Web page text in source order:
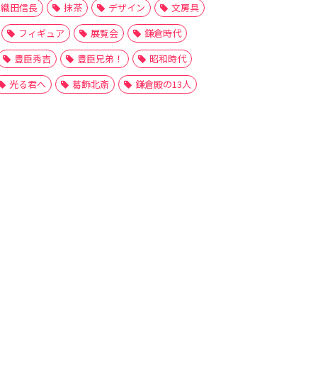
織田信長
抹茶 デザイン
文房具
フィギュア
展覧会
鎌倉時代
豊臣秀吉
豊臣兄弟！
昭和時代
光る君へ
葛飾北斎 鎌倉殿の13人